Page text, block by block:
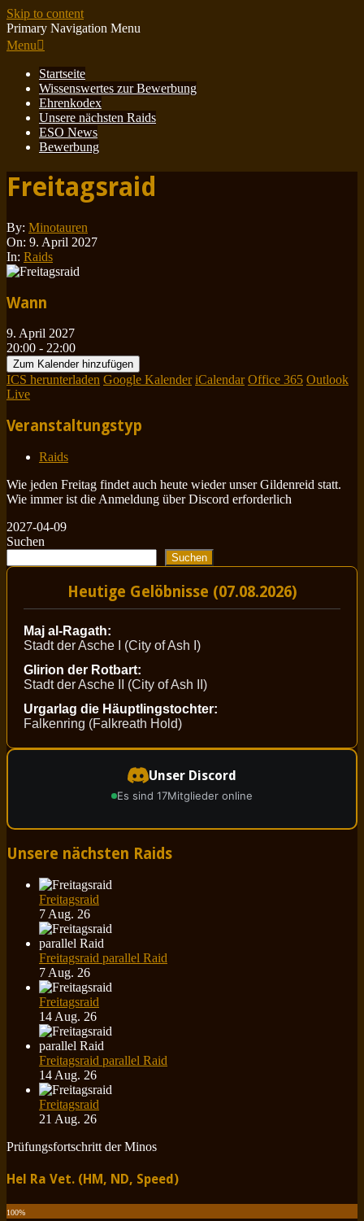
Skip to content
Primary Navigation Menu
Menu
Startseite
Wissenswertes zur Bewerbung
Ehrenkodex
Unsere nächsten Raids
ESO News
Bewerbung
Freitagsraid
By: Minotauren
On: 9. April 2027
In: Raids
Wann
9. April 2027
20:00 - 22:00
Zum Kalender hinzufügen
ICS herunterladen Google Kalender iCalendar Office 365 Outlook
Live
Veranstaltungstyp
Raids
Wie jeden Freitag findet auch heute wieder unser Gildenreid statt.
Wie immer ist die Anmeldung über Discord erforderlich
2027-04-09
Suchen
Suchen
Heutige Gelöbnisse (07.08.2026)
Maj al-Ragath:
Stadt der Asche I (City of Ash I)
Glirion der Rotbart:
Stadt der Asche II (City of Ash II)
Urgarlag die Häuptlingstochter:
Falkenring (Falkreath Hold)
Unser Discord
Es sind 17Mitglieder online
Unsere nächsten Raids
Freitagsraid
7 Aug. 26
Freitagsraid parallel Raid
7 Aug. 26
Freitagsraid
14 Aug. 26
Freitagsraid parallel Raid
14 Aug. 26
Freitagsraid
21 Aug. 26
Prüfungsfortschritt der Minos
Hel Ra Vet. (HM, ND, Speed)
100%